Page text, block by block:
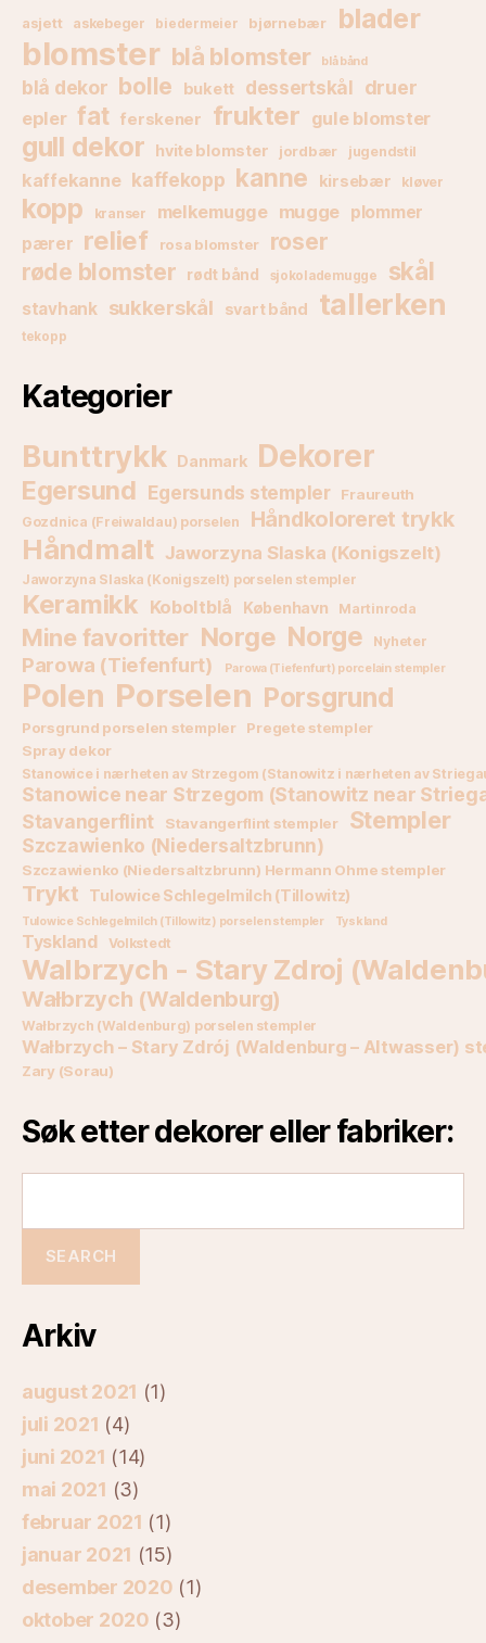
asjett askebeger biedermeier bjørnebær blader
blomster blå blomster blå bånd
blå dekor bolle bukett dessertskål druer
epler fat ferskener frukter gule blomster
gull dekor hvite blomster jordbær jugendstil
kaffekanne kaffekopp kanne kirsebær kløver
kopp kranser melkemugge mugge plommer
pærer relief rosa blomster
roser
røde blomster
rødt bånd sjokolademugge skål
stavhank sukkerskål svart bånd tallerken
tekopp
Kategorier
Bunttrykk
Danmark Dekorer
Egersund Egersunds stempler Fraureuth
Gozdnica (Freiwaldau) porselen Håndkoloreret trykk
Håndmalt Jaworzyna Slaska (Konigszelt)
Jaworzyna Slaska (Konigszelt) porselen stempler
Keramikk Koboltblå København Martinroda
Mine favoritter Norge Norge Nyheter
Parowa (Tiefenfurt) Parowa (Tiefenfurt) porcelain stempler
Polen Porselen Porsgrund
Porsgrund porselen stempler
Pregete stempler
Spray dekor
Stanowice i nærheten av Strzegom (Stanowitz i nærheten av
Stanowice near Strzegom (Stanowitz near
Stavangerflint
Stavangerflint stempler Stempler
Szczawienko (Niedersaltzbrunn)
Szczawienko (Niedersaltzbrunn) Hermann Ohme stempler
Trykt Tulowice Schlegelmilch (Tillowitz)
Tulowice Schlegelmilch (Tillowitz) porselen stempler Tyskland
Tyskland Volkstedt
Walbrzych - Stary Zdroj
Wałbrzych (Waldenburg)
Wałbrzych (Waldenburg) porselen stempler
Wałbrzych – Stary Zdrój (Waldenburg – Altwasser)
Zary (Sorau)
Søk etter dekorer eller fabriker:
Arkiv
august 2021 (1)
juli 2021 (4)
juni 2021 (14)
mai 2021 (3)
februar 2021 (1)
januar 2021 (15)
desember 2020 (1)
oktober 2020 (3)